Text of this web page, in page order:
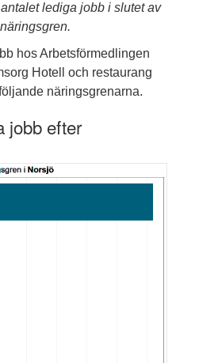
lediga jobb i slutet av
hos Arbetsförmedlingen
Hotell och restaurang
näringsgrenarna.
jobb efter